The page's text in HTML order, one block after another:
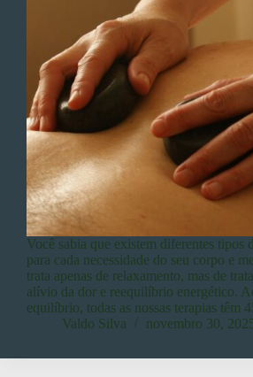
Você sabia que existem diferentes tipos
para cada necessidade do seu corpo e
trata apenas de relaxamento, mas de
alívio da dor e reequilíbrio energético.
equilíbrio, todas as nossas terapias têm
Valdo Silva
novembro 30,